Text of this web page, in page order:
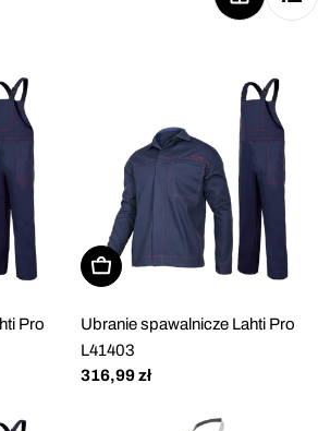
Pro
Wybierz opcje
Ubranie spawalnicze Lahti Pro
L41403
Cena
316,99 zł